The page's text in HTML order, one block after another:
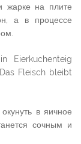
жарке на плите
а в процессе
Eierkuchenteig
Fleisch bleibt
в яичное
сочным и